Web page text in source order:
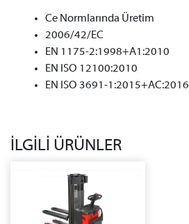
Ce Normlarında Üretim
2006/42/EC
EN 1175-2:1998+A1:2010
EN ISO 12100:2010
EN ISO 3691-1:2015+AC:2016
İLGİLİ ÜRÜNLER